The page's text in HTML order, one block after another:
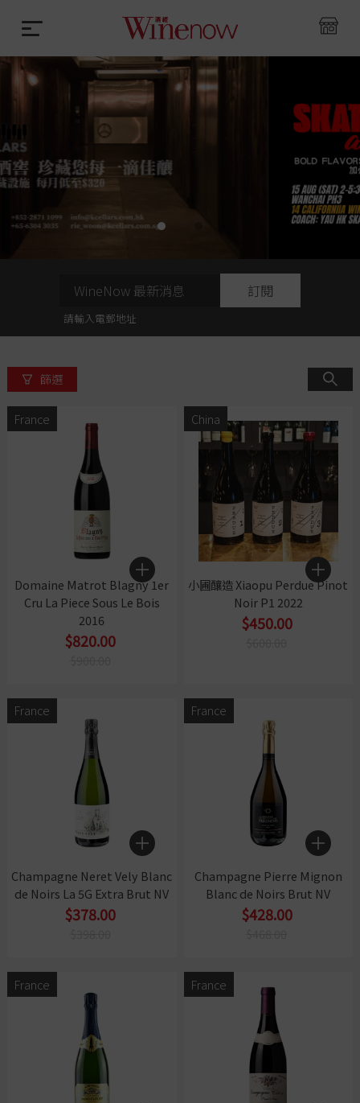
請輸入電郵地址
訂閱
篩選
France
Domaine Matrot Blagny 1er
Cru La Piece Sous Le Bois
2016
$820.00
China
小圃釀造 Xiaopu Perdue Pinot
Noir P1 2022
$450.00
France
Champagne Neret Vely Blanc
de Noirs La 5G Extra Brut NV
$378.00
France
Champagne Pierre Mignon
Blanc de Noirs Brut NV
$428.00
France France